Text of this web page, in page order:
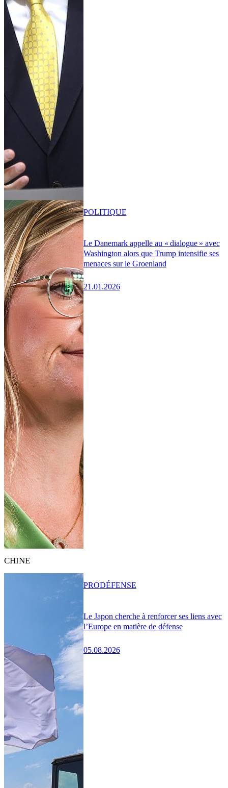
Le Danemark appelle au « dialogue » avec
Washington alors que Trump intensifie ses
menaces sur le Groenland
21.01.2026
POLITIQUE
CHINE
Le Japon cherche à renforcer ses liens avec
l’Europe en matière de défense
05.08.2026
PRODÉFENSE